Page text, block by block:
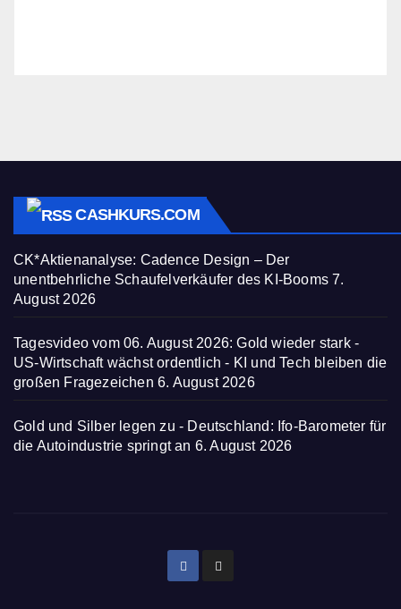
CASHKURS.COM
CK*Aktienanalyse: Cadence Design – Der
unentbehrliche Schaufelverkäufer des KI-Booms 7.
August 2026
Tagesvideo vom 06. August 2026: Gold wieder stark -
US-Wirtschaft wächst ordentlich - KI und Tech bleiben die
großen Fragezeichen 6. August 2026
Gold und Silber legen zu - Deutschland: Ifo-Barometer für
die Autoindustrie springt an 6. August 2026